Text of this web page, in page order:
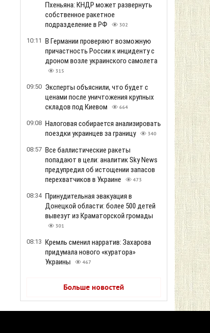
Пхеньяна: КНДР может развернуть
собственное ракетное
подразделение в РФ
302
10:11 В Германии проверяют возможную
причастность России к инциденту с
дроном возле украинского самолета
315
09:50 Эксперты объяснили, что будет с
ценами после уничтожения крупных
складов под Киевом
664
09:08 Налоговая собирается анализировать
поездки украинцев за границу
340
08:57 Все баллистические ракеты
попадают в цели: аналитик Sky News
предупредил об истощении запасов
перехватчиков в Украине
473
08:34 Принудительная эвакуация в
Донецкой области: более 500 детей
вывезут из Краматорской громады
301
08:13 Кремль сменил нарратив: Захарова
придумала нового «куратора»
Украины
467
Больше новостей